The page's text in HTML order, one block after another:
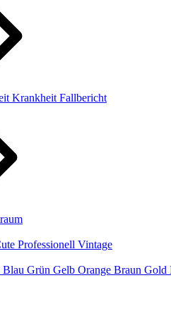
Krankheit Fallbericht
Professionell Vintage
Blau Grün Gelb Orange Braun Gold